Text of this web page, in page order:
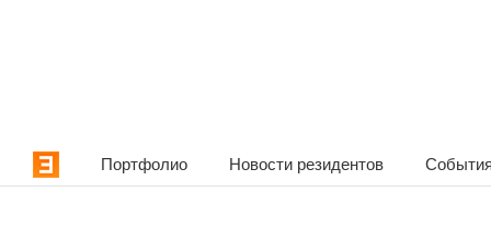
Портфолио Новости резидентов